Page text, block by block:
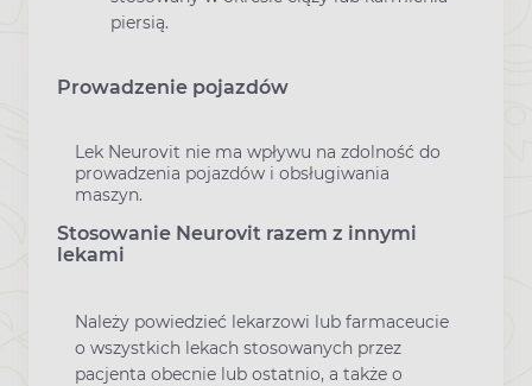
piersią.
Prowadzenie pojazdów
Lek Neurovit nie ma wpływu na zdolność do
prowadzenia pojazdów i obsługiwania
maszyn.
Stosowanie Neurovit razem z innymi
lekami
Należy powiedzieć lekarzowi lub farmaceucie
o wszystkich lekach stosowanych przez
pacjenta obecnie lub ostatnio, a także o